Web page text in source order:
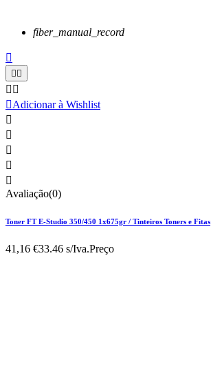
fiber_manual_record

 
 
Adicionar à Wishlist





Avaliação(0)
Toner FT E-Studio 350/450 1x675gr / Tinteiros Toners e Fitas
41,16 €33.46 s/Iva.Preço